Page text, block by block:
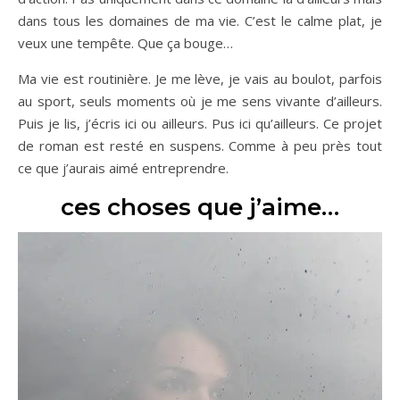
dans tous les domaines de ma vie. C’est le calme plat, je
veux une tempête. Que ça bouge…
Ma vie est routinière. Je me lève, je vais au boulot, parfois
au sport, seuls moments où je me sens vivante d’ailleurs.
Puis je lis, j’écris ici ou ailleurs. Pus ici qu’ailleurs. Ce projet
de roman est resté en suspens. Comme à peu près tout
ce que j’aurais aimé entreprendre.
ces choses que j’aime…